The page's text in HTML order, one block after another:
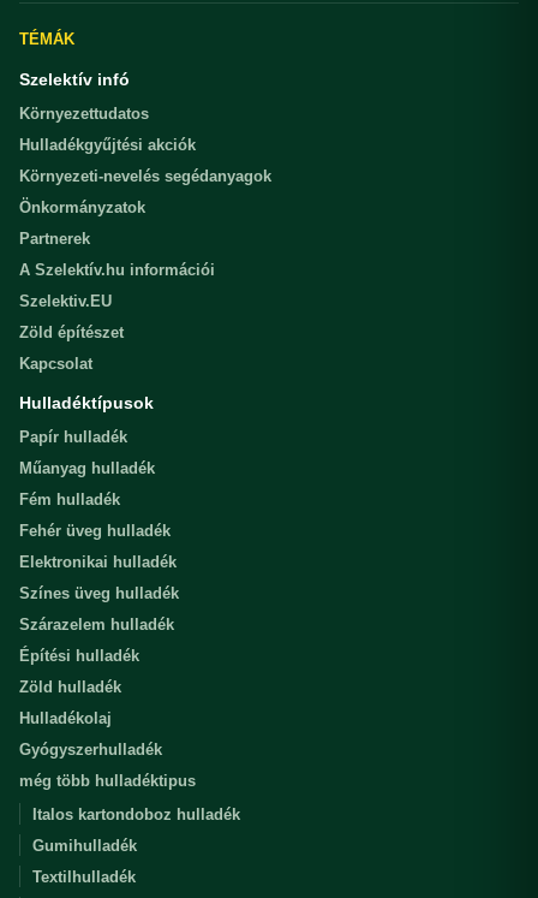
TÉMÁK
Szelektív infó
Környezettudatos
Hulladékgyűjtési akciók
Környezeti-nevelés segédanyagok
Önkormányzatok
Partnerek
A Szelektív.hu információi
Szelektiv.EU
Zöld építészet
Kapcsolat
Hulladéktípusok
Papír hulladék
Műanyag hulladék
Fém hulladék
Fehér üveg hulladék
Elektronikai hulladék
Színes üveg hulladék
Szárazelem hulladék
Építési hulladék
Zöld hulladék
Hulladékolaj
Gyógyszerhulladék
még több hulladéktipus
Italos kartondoboz hulladék
Gumihulladék
Textilhulladék